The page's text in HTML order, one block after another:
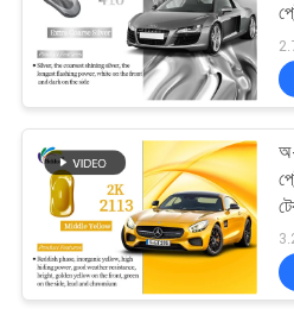
গাড়ী পরিষ্কার